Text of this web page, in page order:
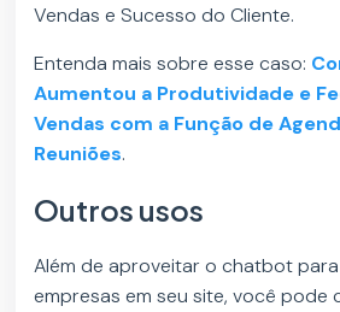
Vendas e Sucesso do Cliente.
Entenda mais sobre esse caso:
Aumentou a Produtividade e
Vendas com a Função de
Reuniões.
Outros usos
Além de aproveitar o chatbot
empresas em seu site, você pode